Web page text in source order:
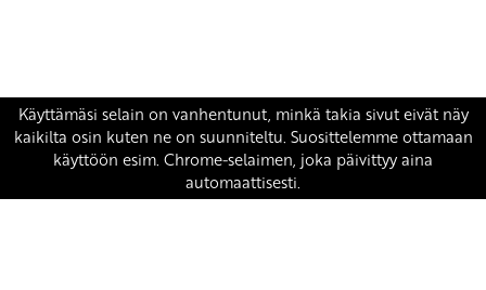
Osoite: Viljatie 4 B 3. kerros, 00700 Helsinki
Puh: 045 7834 1346
Sähköposti:skp @skp.fi